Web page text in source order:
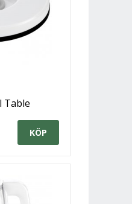
Table
KÖP